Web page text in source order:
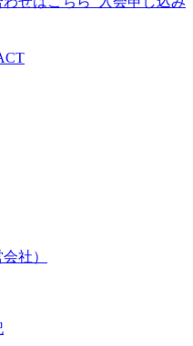
社）